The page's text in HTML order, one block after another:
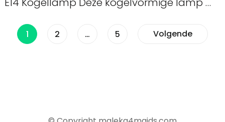
Berichten
Pagina
1 Pagina
2 … Pagina
5 Volgende